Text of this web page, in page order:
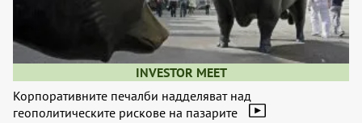
INVESTOR MEET
Корпоративните печалби надделяват над
геополитическите рискове на пазарите